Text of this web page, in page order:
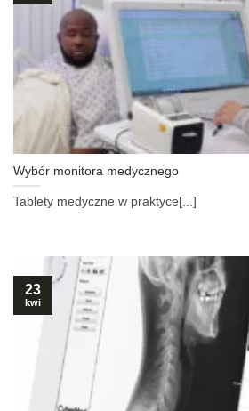
Wybór monitora medycznego
Tablety medyczne w praktyce[...]
23
kwi